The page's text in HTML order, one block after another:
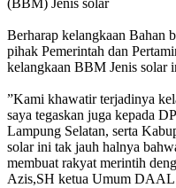
(BBM) Jenis solar
‎Berharap kelangkaan Bahan
pihak Pemerintah dan
kelangkaan BBM Jenis solar
‎”Kami khawatir terjadinya
saya tegaskan juga kepada
Lampung Selatan, serta
solar ini tak jauh halnya
membuat rakyat merintih
Azis,SH ketua Umum DAAL